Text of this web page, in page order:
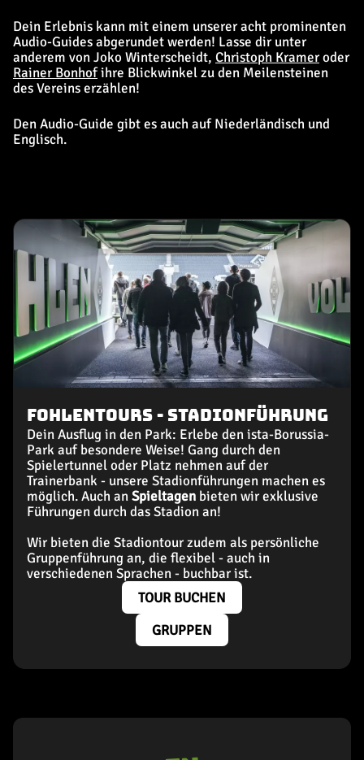
Dein Erlebnis kann mit einem unserer acht prominenten
Audio-Guides abgerundet werden! Lasse dir unter
anderem von Joko Winterscheidt, Christoph Krameroder
Rainer Bonhofihre Blickwinkel zu den Meilensteinen
des Vereins erzählen!
Den Audio-Guide gibt es auch auf Niederländisch und
Englisch.
FohlenTours - Stadionführung
Dein Ausflug in den Park: Erlebe den ista-Borussia-
Park auf besondere Weise! Gang durch den
Spielertunnel oder Platz nehmen auf der
Trainerbank - unsere Stadionführungen machen es
möglich. Auch anSpieltagen bieten wir exklusive
Führungen durch das Stadion an!
Wir bieten die Stadiontour zudem als persönliche
Gruppenführung an, die flexibel - auch in
verschiedenen Sprachen - buchbarist.
TOUR BUCHEN
GRUPPEN